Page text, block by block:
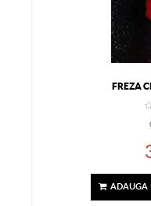
FREZA
ADAUGA